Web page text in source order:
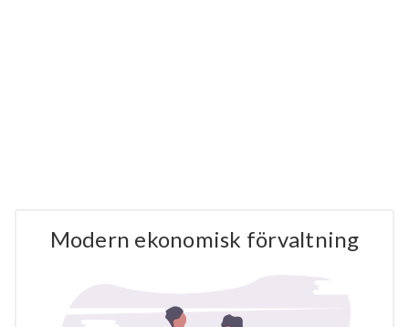
Modern ekonomisk förvaltning